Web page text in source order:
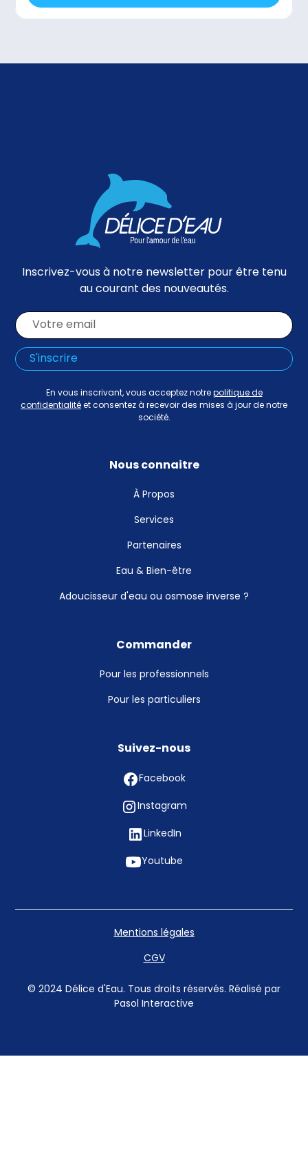
Inscrivez-vous à notre newsletter pour être tenu
au courant des nouveautés.
En vous inscrivant, vous acceptez notre politique de
confidentialité et consentez à recevoir des mises à jour de notre
société.
Nous connaitre
À Propos
Services
Partenaires
Eau & Bien-être
Adoucisseur d'eau ou osmose inverse ?
Commander
Pour les professionnels
Pour les particuliers
Suivez-nous
Facebook
Instagram
LinkedIn
Youtube
© 2024 Délice d'Eau. Tous droits réservés. Réalisé par
Pasol Interactive
Mentions légales
CGV